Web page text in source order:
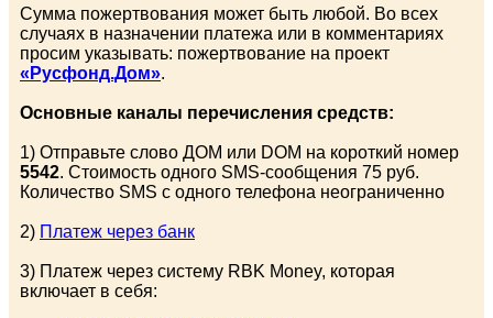
Сумма пожертвования может быть любой. Во всех
случаях в назначении платежа или в комментариях
просим указывать: пожертвование на проект
«Русфонд.Дом».
Основные каналы перечисления средств:
1) Отправьте слово ДОМ или DOM на короткий номер
5542. Стоимость одного SMS-сообщения 75 руб.
Количество SMS с одного телефона неограниченно
2) Платеж через банк
3) Платеж через систему RBK Money, которая
включает в себя: